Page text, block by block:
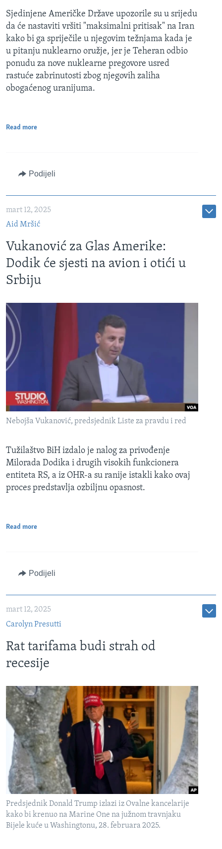
Sjedinjene Američke Države upozorile su u srijedu
da će nastaviti vršiti "maksimalni pritisak" na Iran
kako bi ga spriječile u njegovim težnjama kada je
u pitanju nuklearno oružje, jer je Teheran odbio
ponudu za nove nuklearne pregovore usred
rastuće zabrinutosti zbog njegovih zaliha
obogaćenog uranijuma.
Read more
Podijeli
mart 12, 2025
Aid Mršić
Vukanović za Glas Amerike:
Dodik će sjesti na avion i otići u
Srbiju
Nebojša Vukanović, predsjednik Liste za pravdu i red
Tužilaštvo BiH izdalo je nalog za privođenje
Milorada Dodika i drugih visokih funkcionera
entiteta RS, a iz OHR-a su ranije istakli kako ovaj
proces predstavlja ozbiljnu opasnost.
Read more
Podijeli
mart 12, 2025
Carolyn Presutti
Rat tarifama budi strah od
recesije
Predsjednik Donald Trump izlazi iz Ovalne kancelarije
kako bi krenuo na Marine One na južnom travnjaku
Bijele kuće u Washingtonu, 28. februara 2025.